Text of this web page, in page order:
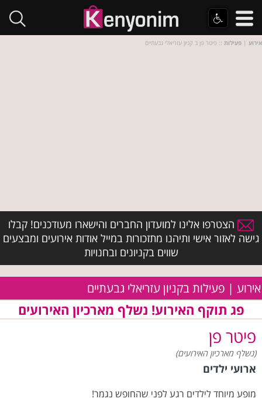
אירוע | פעילות :: פיטר פן ב קניון עזריאלי גבעתיים
הצטרפו אלינו למועדון החברים והישארו מעודכנים! קבלו
גישה לאזור אישי ותיהנו מתזכורות במייל אודות אירועים ומבצעים
שווים בקניונים ובחנויות
אירוע | פעילות בקניון עזריאלי גבעתיים
פג תוקף האירוע! נשלף מארכיון האירועים
פיטר פן
(נשלף מארכיון האירועים)
ארועי ילדים
מופע מיוחד לילדים רגע לפני שהחופש נגמר!